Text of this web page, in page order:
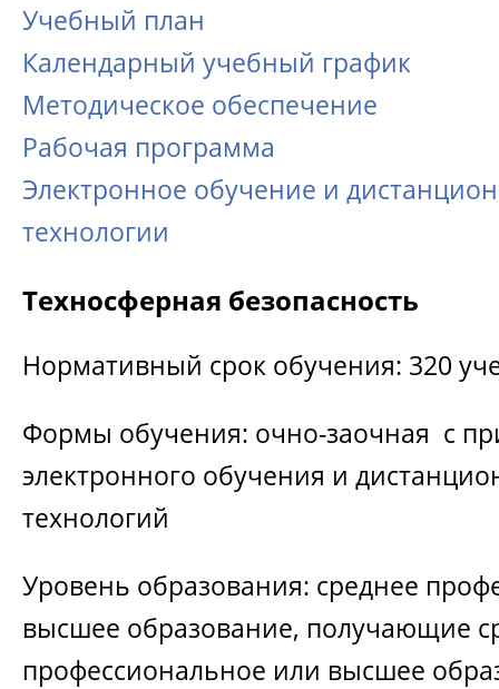
Учебный план
Календарный учебный график
Методическое обеспечение
Рабочая программа
Электронное обучение и
технологии
Техносферная безопасность
Нормативный срок обучения: 320
Формы обучения: очно-заочная с
электронного обучения и
технологий
Уровень образования: среднее
высшее образование, получающие
профессиональное или высшее